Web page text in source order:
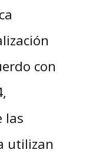
con
las
utilizan